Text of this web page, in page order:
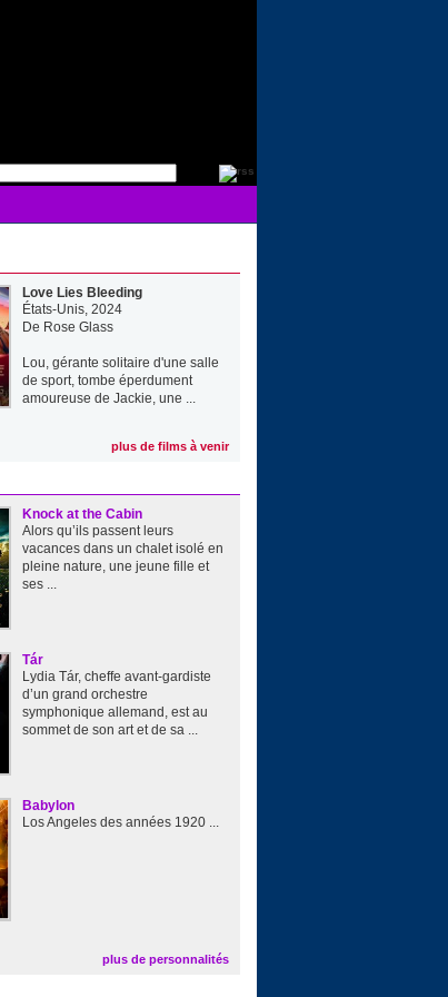
Love Lies Bleeding
États-Unis, 2024
De Rose Glass
Lou, gérante solitaire d'une salle
de sport, tombe éperdument
amoureuse de Jackie, une ...
plus de films à venir
Knock at the Cabin
Alors qu’ils passent leurs
vacances dans un chalet isolé en
pleine nature, une jeune fille et
ses ...
Tár
Lydia Tár, cheffe avant-gardiste
d’un grand orchestre
symphonique allemand, est au
sommet de son art et de sa ...
Babylon
Los Angeles des années 1920 ...
plus de personnalités